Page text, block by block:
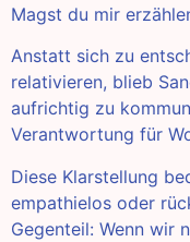
Magst du mir
Anstatt sich zu
relativieren, blieb
aufrichtig zu
Verantwortung für
Diese Klarstellung
empathielos oder
Gegenteil: Wenn wir